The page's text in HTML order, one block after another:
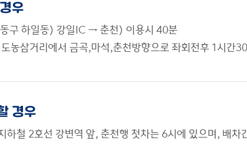
우
구 하일동) 강일IC → 춘천) 이용시 40분
농삼거리에서 금곡,마석,춘천방향으로 좌회전후 1시간
경우
하철 2호선 강변역 앞, 춘천행 첫차는 6시에 있으며, 배